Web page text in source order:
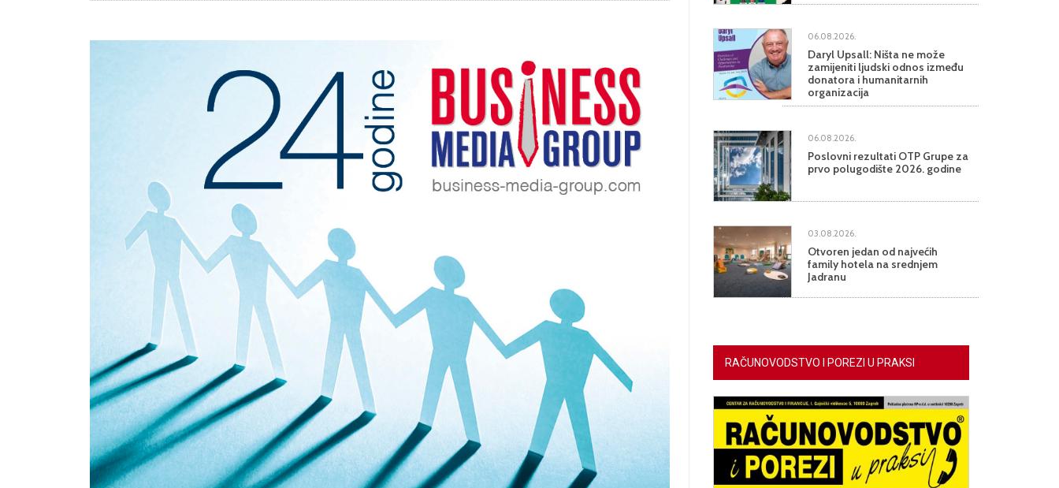
06.08.2026.
Daryl Upsall: Ništa ne može
zamijeniti ljudski odnos između
donatora i humanitarnih
organizacija
06.08.2026.
Poslovni rezultati OTP Grupe za
prvo polugodište 2026. godine
03.08.2026.
Otvoren jedan od najvećih
family hotela na srednjem
Jadranu
RAČUNOVODSTVO I POREZI U PRAKSI